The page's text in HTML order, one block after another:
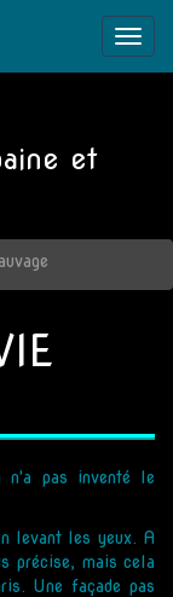
Toggle
et
n'a pas inventé le
levant les yeux. A
précise, mais cela
Une façade pas